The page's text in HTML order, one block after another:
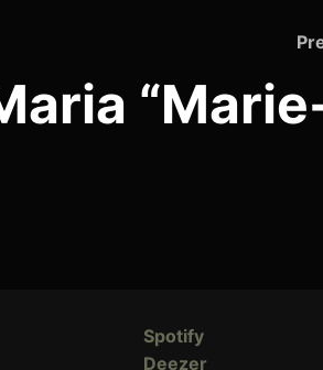
Spotify
Deezer